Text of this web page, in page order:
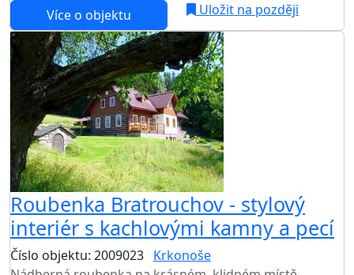
Více o objektu Uložit na později
Roubenka Bratrouchov - stylový
interiér s kachlovými kamny a pecí
Číslo objektu: 2009023 Krkonoše